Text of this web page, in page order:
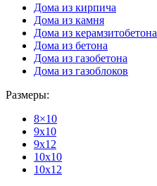
Дома из кирпича
Дома из камня
Дома из керамзитобетона
Дома из бетона
Дома из газобетона
Дома из газоблоков
Размеры:
8×10
9x10
9x12
10x10
10x12